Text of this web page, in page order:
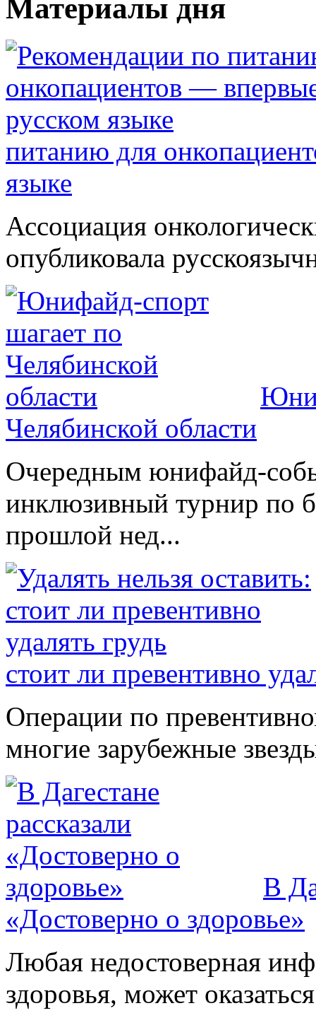
Материалы дня
питанию для
языке
Ассоциация
опубликовала
Челябинской области
Очередным юнифайд-
инклюзивный турнир по
прошлой нед...
стоит ли превентивно
Операции по
многие зарубежные
В
«Достоверно о здоровье»
Любая недостоверная
здоровья, может